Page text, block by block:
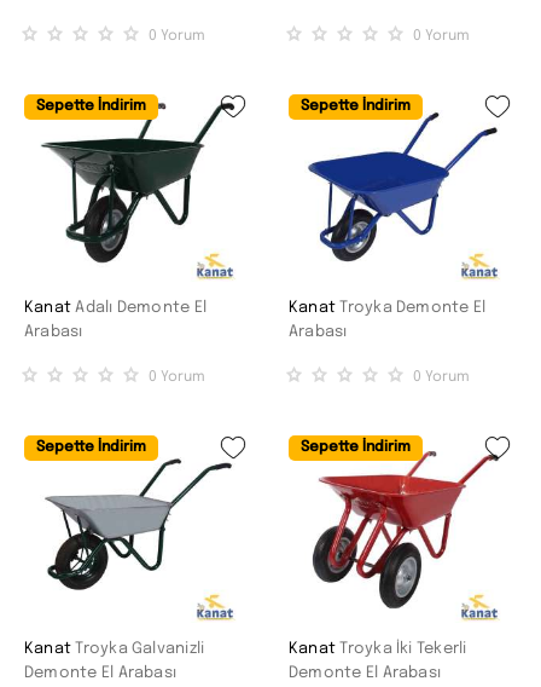
0 Yorum 0 Yorum
Sepette İndirim
Kanat Adalı Demonte El
Arabası
0 Yorum
Sepette İndirim
Kanat Troyka Demonte El
Arabası
0 Yorum
Sepette İndirim
Kanat
Troyka Galvanizli
Demonte El Arabası
Sepette İndirim
Kanat
Troyka İki Tekerli
Demonte El Arabası